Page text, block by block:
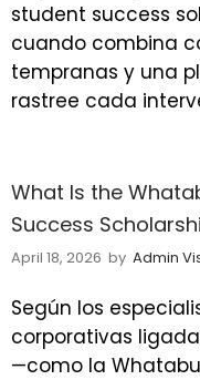
student success
cuando combina
tempranas y una
rastree cada
What Is the
Success
April 18, 2026 by Admin
Según los
corporativas
—como la